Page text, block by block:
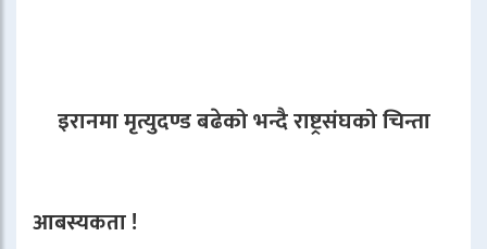
इरानमा मृत्युदण्ड बढेको भन्दै राष्ट्रसंघको चिन्ता
आबस्यकता !